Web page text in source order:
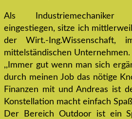
Als Industriemechaniker
eingestiegen, sitze ich
der Wirt.-Ing.Wissenschaft,
mittelständischen Unternehmen.
,,Immer gut wenn man sich
durch meinen Job das nötige
Finanzen mit und Andreas ist
Konstellation macht einfach
Der Bereich Outdoor ist ein